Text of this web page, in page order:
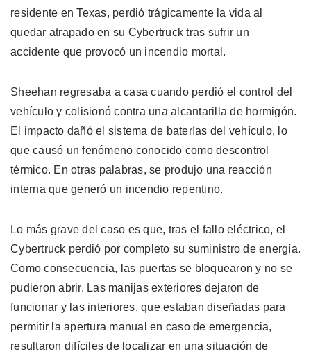
residente en Texas, perdió trágicamente la vida al
quedar atrapado en su Cybertruck tras sufrir un
accidente que provocó un incendio mortal.
Sheehan regresaba a casa cuando perdió el control del
vehículo y colisionó contra una alcantarilla de hormigón.
El impacto dañó el sistema de baterías del vehículo, lo
que causó un fenómeno conocido como descontrol
térmico. En otras palabras, se produjo una reacción
interna que generó un incendio repentino.
Lo más grave del caso es que, tras el fallo eléctrico, el
Cybertruck perdió por completo su suministro de energía.
Como consecuencia, las puertas se bloquearon y no se
pudieron abrir. Las manijas exteriores dejaron de
funcionar y las interiores, que estaban diseñadas para
permitir la apertura manual en caso de emergencia,
resultaron difíciles de localizar en una situación de